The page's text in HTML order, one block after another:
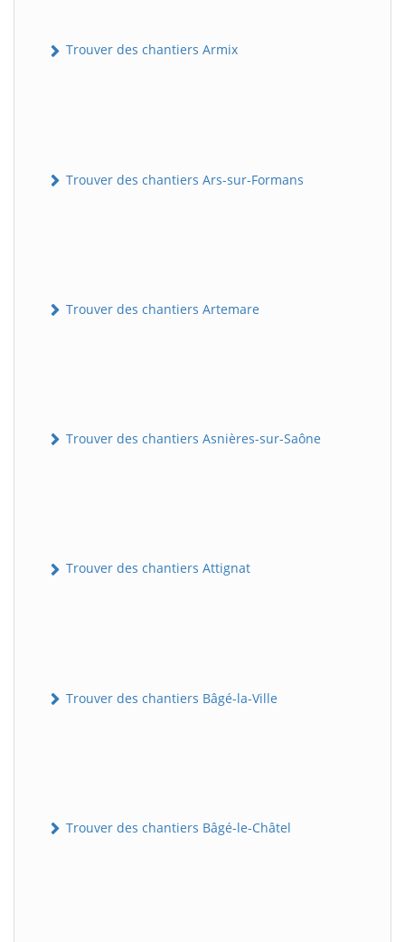
Trouver des chantiers Armix
Trouver des chantiers Ars-sur-Formans
Trouver des chantiers Artemare
Trouver des chantiers Asnières-sur-Saône
Trouver des chantiers Attignat
Trouver des chantiers Bâgé-la-Ville
Trouver des chantiers Bâgé-le-Châtel